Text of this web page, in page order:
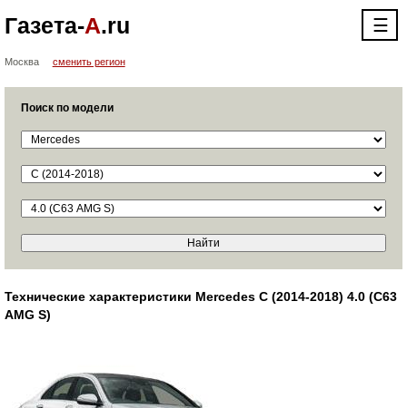
Газета-А.ru ☰
Москва сменить регион
Поиск по модели
Технические характеристики Mercedes C (2014-2018) 4.0 (C63
AMG S)